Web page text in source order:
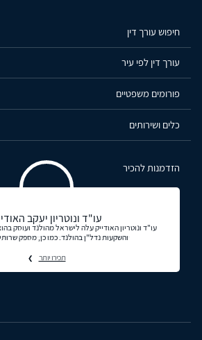
חיפוש עורך דין
עורך דין לפי עיר
פורומים משפטיים
כלים ושירותים
הזדמנות להכיר
עו"ד ונוטריון יעקב
עו"ד ונוטריון האודייק עלה לישראל מהולנד ועוסק
והשקעות נדל"ן בהולנד. כמו כן, מספק
תכירו יותר